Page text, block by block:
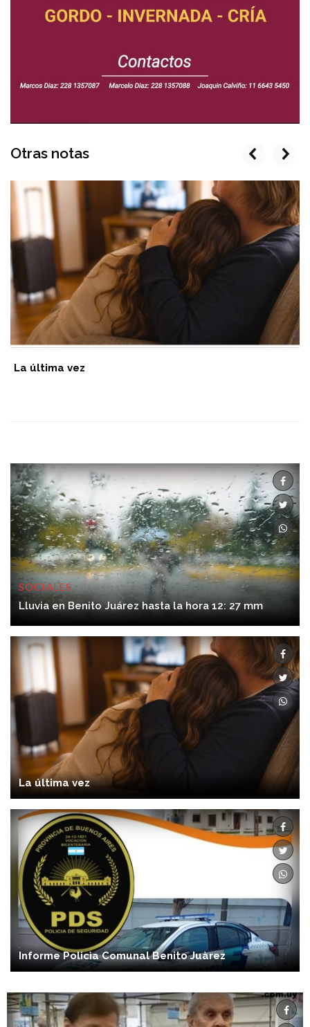
Otras notas
La última vez
prev next
SOCIALES 06/08/2026 12:28:00
Lluvia en Benito Juárez hasta la hora 12: 27 mm
La última vez
Informe Policìa Comunal Benito Juàrez